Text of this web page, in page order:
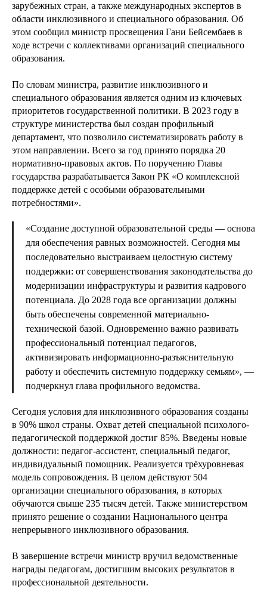
зарубежных стран, а также международных экспертов в
области инклюзивного и специального образования. Об
этом сообщил министр просвещения Гани Бейсембаев в
ходе встречи с коллективами организаций специального
образования.
По словам министра, развитие инклюзивного и
специального образования является одним из ключевых
приоритетов государственной политики. В 2023 году в
структуре министерства был создан профильный
департамент, что позволило систематизировать работу в
этом направлении. Всего за год принято порядка 20
нормативно-правовых актов. По поручению Главы
государства разрабатывается Закон РК «О комплексной
поддержке детей с особыми образовательными
потребностями».
«Создание доступной образовательной среды — основа
для обеспечения равных возможностей. Сегодня мы
последовательно выстраиваем целостную систему
поддержки: от совершенствования законодательства до
модернизации инфраструктуры и развития кадрового
потенциала. До 2028 года все организации должны
быть обеспечены современной материально-
технической базой. Одновременно важно развивать
профессиональный потенциал педагогов,
активизировать информационно-разъяснительную
работу и обеспечить системную поддержку семьям», —
подчеркнул глава профильного ведомства.
Сегодня условия для инклюзивного образования созданы
в 90% школ страны. Охват детей специальной психолого-
педагогической поддержкой достиг 85%. Введены новые
должности: педагог-ассистент, специальный педагог,
индивидуальный помощник. Реализуется трёхуровневая
модель сопровождения. В целом действуют 504
организации специального образования, в которых
обучаются свыше 235 тысяч детей. Также министерством
принято решение о создании Национального центра
непрерывного инклюзивного образования.
В завершение встречи министр вручил ведомственные
награды педагогам, достигшим высоких результатов в
профессиональной деятельности.